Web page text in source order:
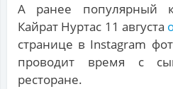
А ранее популярный
Кайрат Нуртас 11 августа
странице в Instagram
проводит время с
ресторане.